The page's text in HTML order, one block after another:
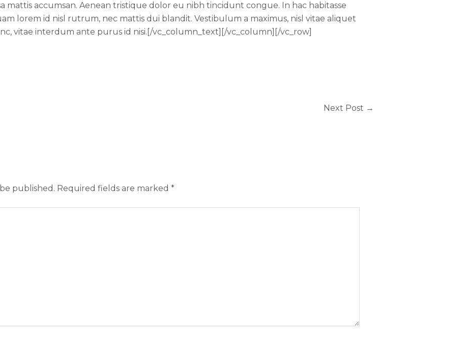
mattis accumsan. Aenean tristique dolor eu nibh tincidunt congue. In hac habitasse
lorem id nisl rutrum, nec mattis dui blandit. Vestibulum a maximus, nisl vitae aliquet
vitae interdum ante purus id nisi.[/vc_column_text][/vc_column][/vc_row]
Next Post →
published. Required fields are marked *